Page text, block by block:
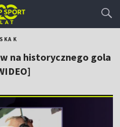
K
na historycznego gola